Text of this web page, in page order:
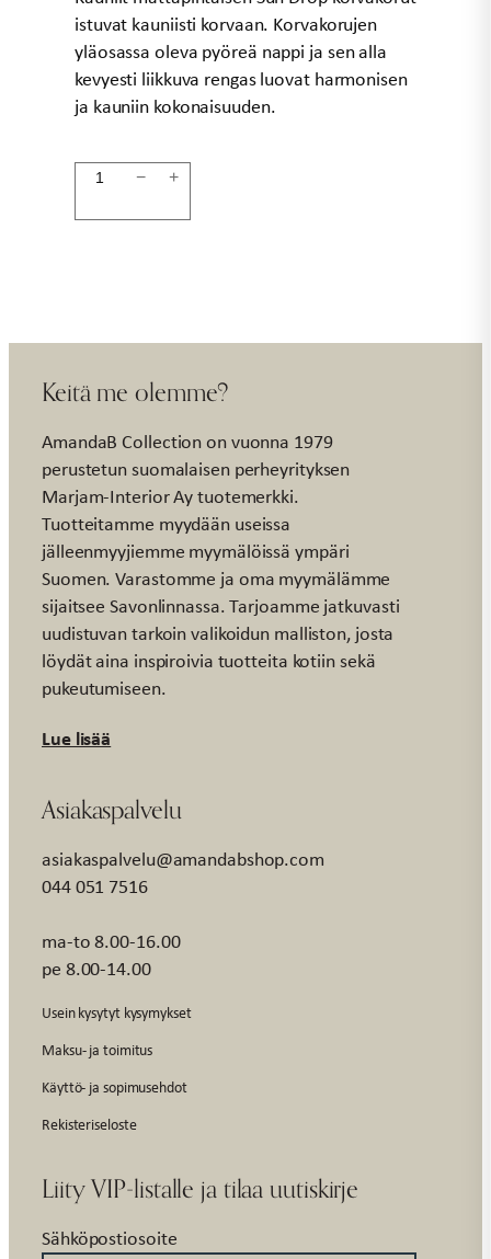
istuvat kauniisti korvaan. Korvakorujen
yläosassa oleva pyöreä nappi ja sen alla
kevyesti liikkuva rengas luovat harmonisen
ja kauniin kokonaisuuden.
Korvakorut
− +
Keitä me olemme?
AmandaB Collection on vuonna 1979
perustetun suomalaisen perheyrityksen
Marjam-Interior Ay tuotemerkki.
Tuotteitamme myydään useissa
jälleenmyyjiemme myymälöissä ympäri
Suomen. Varastomme ja oma myymälämme
sijaitsee Savonlinnassa. Tarjoamme jatkuvasti
uudistuvan tarkoin valikoidun malliston, josta
löydät aina inspiroivia tuotteita kotiin sekä
pukeutumiseen.
Lue lisää
Asiakaspalvelu
asiakaspalvelu@amandabshop.com
044 051 7516
ma-to 8.00-16.00
pe 8.00-14.00
Usein kysytyt kysymykset
Maksu- ja toimitus
Käyttö- ja sopimusehdot
Rekisteriseloste
Liity VIP-listalle ja tilaa uutiskirje
Sähköpostiosoite